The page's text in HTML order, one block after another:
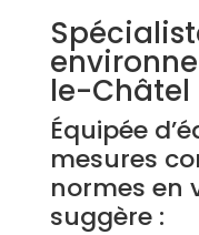
le-Châtel
Équipée
mesures
normes en
suggère :